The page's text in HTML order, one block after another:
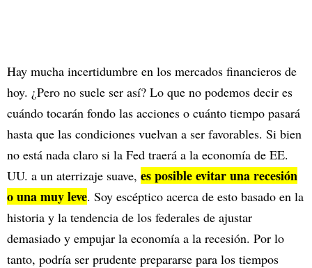
Hay mucha incertidumbre en los mercados financieros de
hoy. ¿Pero no suele ser así? Lo que no podemos decir es
cuándo tocarán fondo las acciones o cuánto tiempo pasará
hasta que las condiciones vuelvan a ser favorables. Si bien
no está nada claro si la Fed traerá a la economía de EE.
UU. a un aterrizaje suave, es posible evitar una recesión
o una muy leve. Soy escéptico acerca de esto basado en la
historia y la tendencia de los federales de ajustar
demasiado y empujar la economía a la recesión. Por lo
tanto, podría ser prudente prepararse para los tiempos